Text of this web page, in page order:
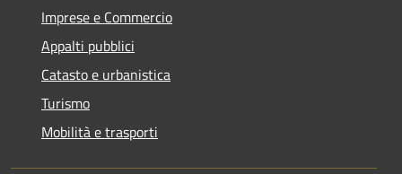
Imprese e Commercio
Appalti pubblici
Catasto e urbanistica
Turismo
Mobilità e trasporti